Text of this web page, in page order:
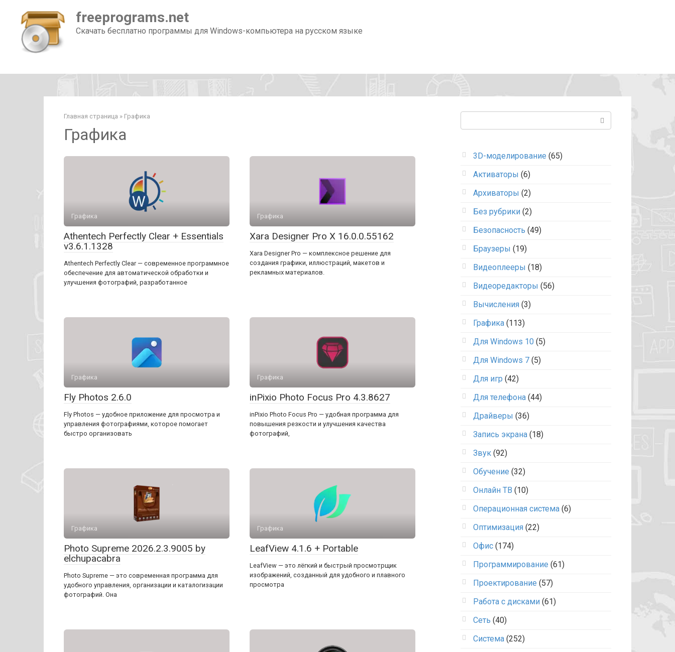
контенту
freeprograms.net
Скачать бесплатно программы для Windows-компьютера на русском языке
Главная страница » Графика
Графика
Графика
Athentech Perfectly Clear + Essentials
v3.6.1.1328
Athentech Perfectly Clear — современное программное
обеспечение для автоматической обработки и
улучшения фотографий, разработанное
Графика
Xara Designer Pro X 16.0.0.55162
Xara Designer Pro — комплексное решение для
создания графики, иллюстраций, макетов и
рекламных материалов.
Графика
Fly Photos 2.6.0
Fly Photos — удобное приложение для просмотра и
управления фотографиями, которое помогает
быстро организовать
Графика
inPixio Photo Focus Pro 4.3.8627
inPixio Photo Focus Pro — удобная программа для
повышения резкости и улучшения качества
фотографий,
Графика
Photo Supreme 2026.2.3.9005 by
elchupacabra
Photo Supreme — это современная программа для
удобного управления, организации и каталогизации
фотографий. Она
Графика
LeafView 4.1.6 + Portable
LeafView — это лёгкий и быстрый просмотрщик
изображений, созданный для удобного и плавного
просмотра
3D-моделирование (65)
Активаторы (6)
Архиваторы (2)
Без рубрики (2)
Безопасность (49)
Браузеры (19)
Видеоплееры (18)
Видеоредакторы (56)
Вычисления (3)
Графика (113)
Для Windows 10 (5)
Для Windows 7 (5)
Для игр (42)
Для телефона (44)
Драйверы (36)
Запись экрана (18)
Звук (92)
Обучение (32)
Онлайн ТВ (10)
Операционная система (6)
Оптимизация (22)
Офис (174)
Программирование (61)
Проектирование (57)
Работа с дисками (61)
Сеть (40)
Система (252)